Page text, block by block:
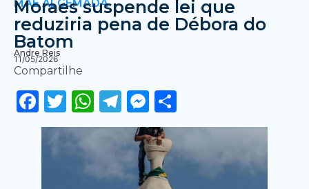
MÃE ALGEMADA
Moraes suspende lei que
reduziria pena de Débora do
Batom
Andre Reis
11/05/2026
Compartilhe
Facebook
Twitter
WhatsApp
Telegram
Messenger